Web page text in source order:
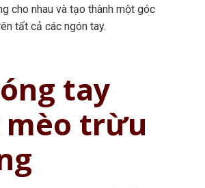
cho nhau và tạo thành một góc
tất cả các ngón tay.
tay
trừu